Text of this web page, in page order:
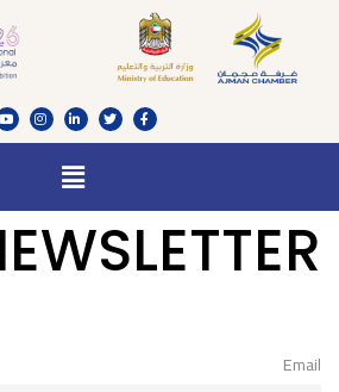
Email